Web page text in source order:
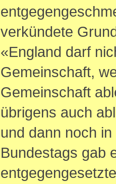
verkündete
«England darf
Gemeinschaft,
Gemeinschaft
übrigens auch
und dann noch
Bundestags gab